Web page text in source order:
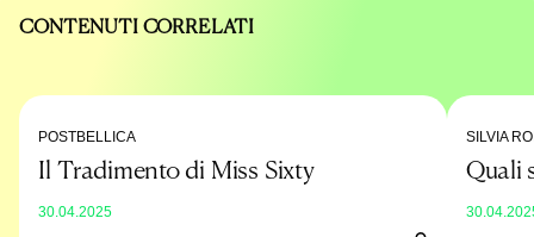
CONTENUTI CORRELATI
POSTBELLICA
Il Tradimento di Miss Sixty
30.04.2025
SILVIA
Quali